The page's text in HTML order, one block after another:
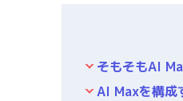
そもそもAI
AI Maxを構成